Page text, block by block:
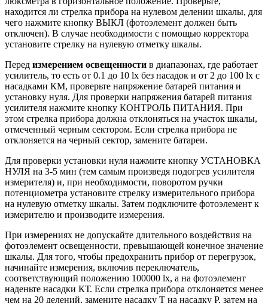
находится ли стрелка прибора на нулевом делении шкалы, для
чего нажмите кнопку ВЫКЛ (фотоэлемент должен быть
отключен). В случае необходимости с помощью корректора
установите стрелку на нулевую отметку шкалы.
Перед измерением освещенности в диапазонах, где работает
усилитель, то есть от 0.1 до 10 lx без насадок и от 2 до 100 lx с
насадками КМ, проверьте напряжение батарей питания и
установку нуля. Для проверки напряжения батарей питания
усилителя нажмите кнопку КОНТРОЛЬ ПИТАНИЯ. При
этом стрелка прибора должна отклоняться на участок шкалы,
отмеченный черным сектором. Если стрелка прибора не
отклоняется на черный сектор, замените батареи.
Для проверки установки нуля нажмите кнопку УСТАНОВКА
НУЛЯ на 3-5 мин (тем самым произведя подогрев усилителя
измерителя) и, при необходимости, поворотом ручки
потенциометра установите стрелку измерительного прибора
на нулевую отметку шкалы. Затем подключите фотоэлемент к
измерителю и производите измерения.
При измерениях не допускайте длительного воздействия на
фотоэлемент освещенности, превышающей конечное значение
шкалы. Для того, чтобы предохранить прибор от перегрузок,
начинайте измерения, включив переключатель,
соответствующий положению 100000 lx, а на фотоэлемент
наденьте насадки КТ. Если стрелка прибора отклоняется менее
чем на 20 делений, замените насадку Т на насадку Р, затем на